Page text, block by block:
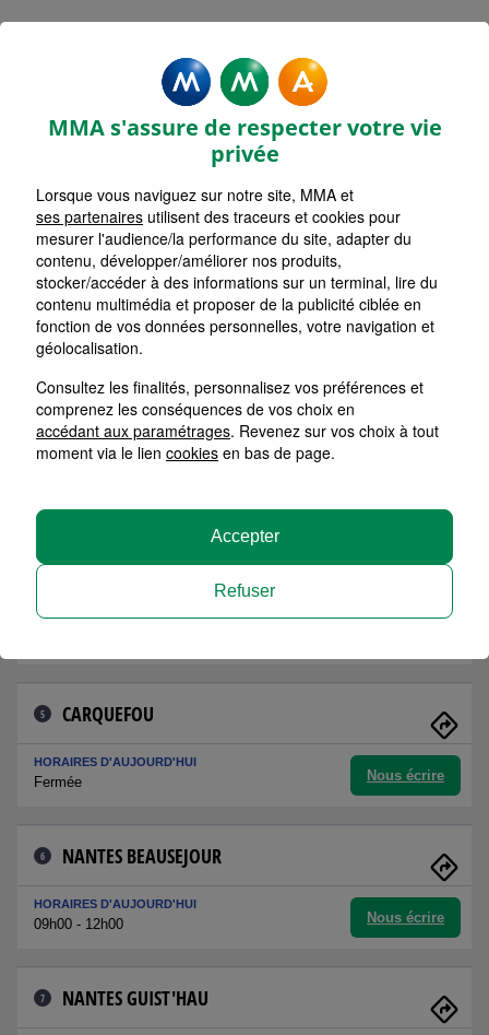
Rechercher une agence par code postal ou ville
Commencez à taper pour voir les suggestions de
Aucune suggestion disponible
LISTE AGENCES
SAINTE LUCE SUR LOIRE
HORAIRES D'AUJOURD'HUI
Fermée
2 NANTES PABLO PICASSO
HORAIRES D'AUJOURD'HUI
Fermée
3 ILE DE NANTES
NANTES CALVAIRE
HORAIRES D'AUJOURD'HUI
5 CARQUEFOU
HORAIRES D'AUJOURD'HUI
Fermée Nous écrire
6 NANTES BEAUSEJOUR
HORAIRES D'AUJOURD'HUI
09h00 - 12h00 Nous écrire
7 NANTES GUIST'HAU
MMA s'assure de respecter votre vie
privée
Lorsque vous naviguez sur notre site, MMA et
ses partenaires utilisent des traceurs et cookies pour
mesurer l'audience/la performance du site, adapter du
contenu, développer/améliorer nos produits,
stocker/accéder à des informations sur un terminal, lire du
contenu multimédia et proposer de la publicité ciblée en
fonction de vos données personnelles, votre navigation et
géolocalisation.
Consultez les finalités, personnalisez vos préférences et
comprenez les conséquences de vos choix en
accédant aux paramétrages. Revenez sur vos choix à tout
moment via le lien cookies en bas de page.
Refuser
Accepter